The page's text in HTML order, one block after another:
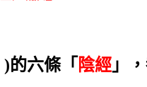
)的六條「 陰經 」